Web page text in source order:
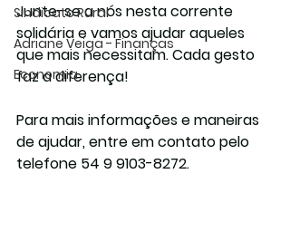
Sindicato Rural
Adriane Veiga - Finanças
Economia
Junte-se a nós nesta corrente
solidária e vamos ajudar aqueles
que mais necessitam. Cada gesto
faz a diferença!
Para mais informações e maneiras
de ajudar, entre em contato pelo
telefone 54 9 9103-8272.